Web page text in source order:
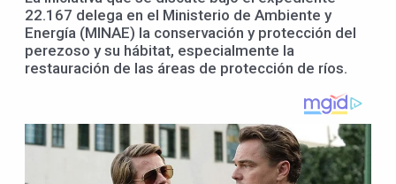
22.167 delega en el Ministerio de Ambiente y
Energía (MINAE) la conservación y protección del
perezoso y su hábitat, especialmente la
restauración de las áreas de protección de ríos.